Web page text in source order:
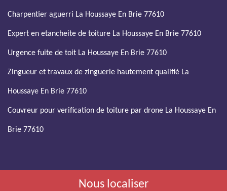
Charpentier aguerri La Houssaye En Brie 77610
Expert en etancheite de toiture La Houssaye En Brie 77610
Urgence fuite de toit La Houssaye En Brie 77610
Zingueur et travaux de zinguerie hautement qualifié La
Houssaye En Brie 77610
Couvreur pour verification de toiture par drone La Houssaye En
Brie 77610
Nous localiser